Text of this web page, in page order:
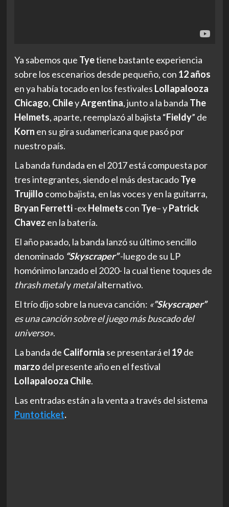
Ya sabemos que Tyetiene bastante experiencia
sobre los escenarios desde pequeño, con 12 años
en ya había tocado en los festivales Lollapalooza
Chicago, ChileyArgentina, junto a la banda The
Helmets, aparte, reemplazó al bajista “Fieldy” de
Korn en su gira sudamericana que pasó por
nuestro país.
La banda fundada en el 2017 está compuesta por
tres integrantes, siendo el más destacadoTye
Trujillo como bajista, en las voces y en la guitarra,
Bryan Ferretti-exHelmets con Tye– yPatrick
Chavez en la batería.
El año pasado, la banda lanzó su último sencillo
denominado “Skyscraper”-luego de su LP
homónimo lanzado el 2020- la cual tiene toques de
thrash metalymetalalternativo.
El trío dijo sobre la nueva canción: «”Skyscraper”
es una canción sobre el juego más buscado del
universo».
La banda de California se presentará el 19de
marzo del presente año en el festival
Lollapalooza Chile.
Las entradas están a la venta a través del sistema
Puntoticket.